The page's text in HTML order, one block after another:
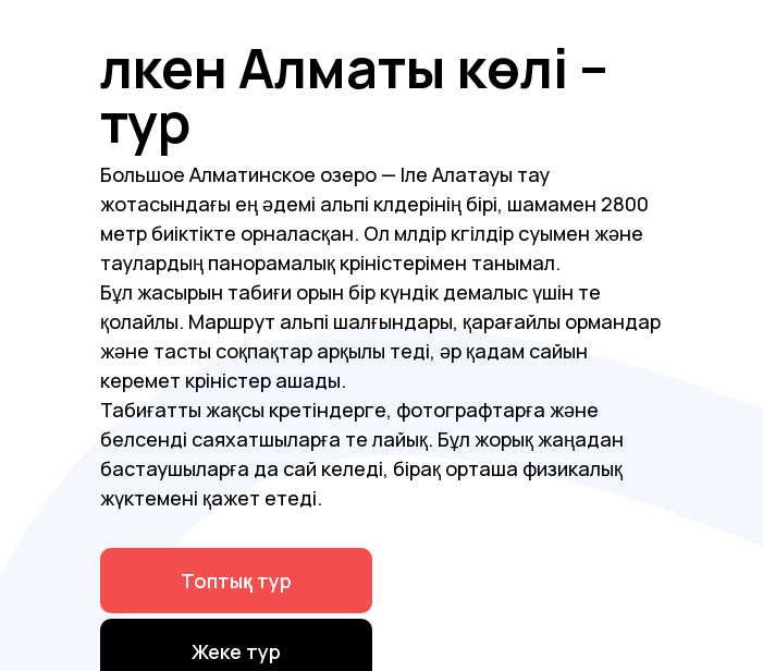
Үлкен Алматы көлі –
тур
Большое Алматинское озеро — Іле Алатауы тау
жотасындағы ең әдемі альпі көлдерінің бірі, шамамен 2800
метр биіктікте орналасқан. Ол мөлдір көгілдір суымен және
таулардың панорамалық көріністерімен танымал.
Бұл жасырын табиғи орын бір күндік демалыс үшін өте
қолайлы. Маршрут альпі шалғындары, қарағайлы ормандар
және тасты соқпақтар арқылы өтеді, әр қадам сайын
керемет көріністер ашады.
Табиғатты жақсы көретіндерге, фотографтарға және
белсенді саяхатшыларға өте лайық. Бұл жорық жаңадан
бастаушыларға да сай келеді, бірақ орташа физикалық
жүктемені қажет етеді.
Жеке тур
Топтық тур